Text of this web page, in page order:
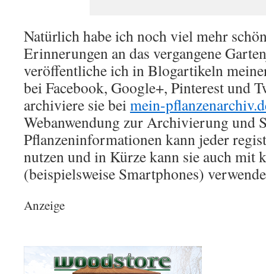
Natürlich habe ich noch viel mehr
Erinnerungen an das vergangene
veröffentliche ich in Blogartikeln
bei Facebook, Google+, Pinterest und
archiviere sie beimein-
Webanwendung zur Archivierung und
Pflanzeninformationen kann jeder
nutzen und in Kürze kann sie auch mit
(beispielsweise Smartphones)
Anzeige